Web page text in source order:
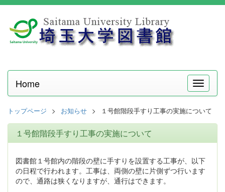
メ
ニ
ー
Home
トップページ お知らせ １号館階段手すり工事の実施について
１号館階段手すり工事の実施について
図書館１号館内の階段の壁に手すりを設置する工事が、以下
の日程で行われます。工事は、両側の壁に片側ずつ行います
ので、通路は狭くなりますが、通行はできます。